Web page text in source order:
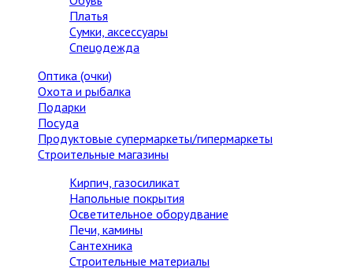
Платья
Сумки, аксессуары
Спецодежда
Оптика (очки)
Охота и рыбалка
Подарки
Посуда
Продуктовые супермаркеты/гипермаркеты
Строительные магазины
Кирпич, газосиликат
Напольные покрытия
Осветительное оборудвание
Печи, камины
Сантехника
Строительные материалы